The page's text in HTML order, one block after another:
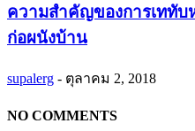
ความสำคัญของการเททับ
ก่อผนังบ้าน
supalerg - ตุลาคม 2, 2018
NO COMMENTS